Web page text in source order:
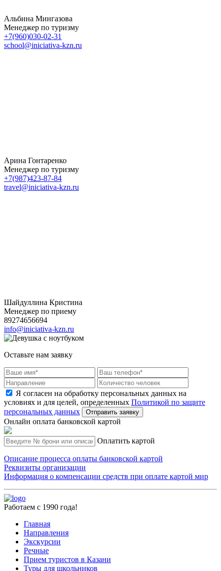
Альбина Мингазова
Менеджер по туризму
+7(960)030-02-31
school@iniciativa-kzn.ru
Арина Гонтаренко
Менеджер по туризму
+7(987)423-87-84
travel@iniciativa-kzn.ru
Шайдуллина Кристина
Менеджер по приему
89274656694
info@iniciativa-kzn.ru
Оставьте нам заявку
Я согласен на обработку персональных данных на
условиях и для целей, определенных Политикой по защите
персональных данных
Отправить заявку
Онлайн оплата банковской картой
Оплатить картой
Описание процесса оплаты банковской картой
Реквизиты организации
Информация о компенсации средств при оплате картой мир
Работаем с 1990 года!
Главная
Направления
Экскурсии
Речные
Прием туристов в Казани
Туры для школьников